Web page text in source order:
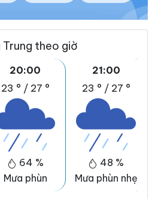
theo giờ
20:00
23 ° / 27 °
64 %
Mưa phùn
21:00
23 ° / 27 °
48 %
Mưa phùn nhẹ